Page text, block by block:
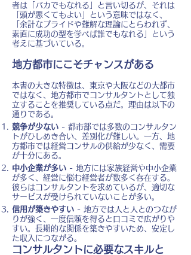
者は「バカでもなれる」と言い切るが、それは
「頭が悪くてもよい」という意味ではなく、
「余計なプライドや難解な理論にとらわれず、
素直に成功の型を学べば誰でもなれる」という
考えに基づいている。
地方都市にこそチャンスがある
本書の大きな特徴は、東京や大阪などの大都市
ではなく、地方都市でコンサルタントとして独
立することを推奨している点だ。理由は以下の
通りである。
競争が少ない - 都市部では多数のコンサルタン
トがひしめき合い、差別化が難しい。一方、地
方都市では経営コンサルの供給が少なく、需要
が十分にある。
中小企業が多い - 地方には家族経営や中小企業
が多く、経営に悩む経営者が数多く存在する。
彼らはコンサルタントを求めているが、適切な
サービスが受けられていないことが多い。
信用が築きやすい - 地方では人と人とのつなが
りが強く、一度信頼を得ると口コミで広がりや
すい。長期的な関係を築きやすいため、安定し
た収入につながる。
コンサルタントに必要なスキルと